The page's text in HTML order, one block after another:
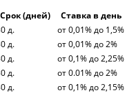
Срок (дней)
Ставка в день
д.
от 0,01% до 1,5%
д.
от 0,01% до 2%
д.
от 0,1% до 2,25%
д.
от 0.01% до 2%
д.
от 0,1% до 2,15%